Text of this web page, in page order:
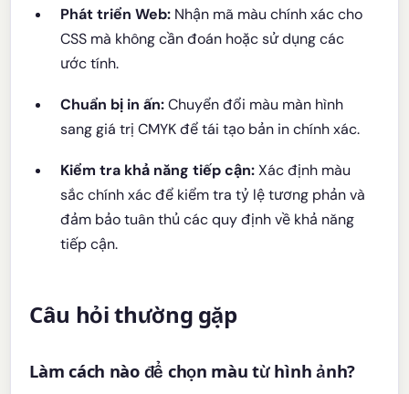
Phát triển Web: Nhận mã màu chính xác cho
CSS mà không cần đoán hoặc sử dụng các
ước tính.
Chuẩn bị in ấn:Chuyển đổi màu màn hình
sang giá trị CMYK để tái tạo bản in chính xác.
Kiểm tra khả năng tiếp cận:Xác định màu
sắc chính xác để kiểm tra tỷ lệ tương phản và
đảm bảo tuân thủ các quy định về khả năng
tiếp cận.
Câu hỏi thường gặp
Làm cách nào để chọn màu từ hình ảnh?